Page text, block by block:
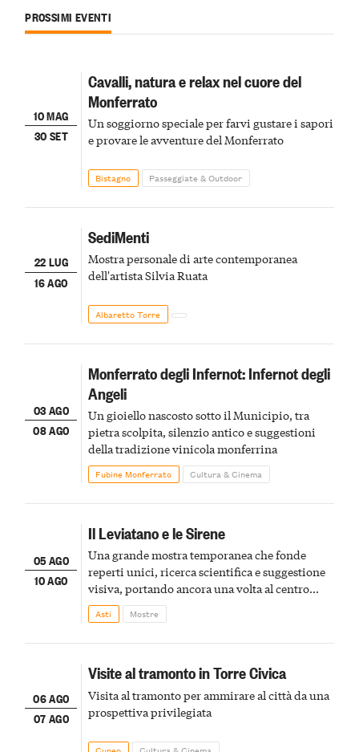
PROSSIMI EVENTI
10 MAG
30 SET
Cavalli, natura e relax nel cuore del
Monferrato
Un soggiorno speciale per farvi gustare i sapori
e provare le avventure del Monferrato
Bistagno Passeggiate & Outdoor
22 LUG
16 AGO
SediMenti
Mostra personale di arte contemporanea
dell'artista Silvia Ruata
Albaretto Torre
03 AGO
08 AGO
Monferrato degli Infernot: Infernot degli
Angeli
Un gioiello nascosto sotto il Municipio, tra
pietra scolpita, silenzio antico e suggestioni
della tradizione vinicola monferrina
Fubine Monferrato Cultura & Cinema
05 AGO
10 AGO
Il Leviatano e le Sirene
Una grande mostra temporanea che fonde
reperti unici, ricerca scientifica e suggestione
visiva, portando ancora una volta al centro
della scena le meraviglie del passato astigiano
Asti Mostre
06 AGO
07 AGO
Visite al tramonto in Torre Civica
Visita al tramonto per ammirare al città da una
prospettiva privilegiata